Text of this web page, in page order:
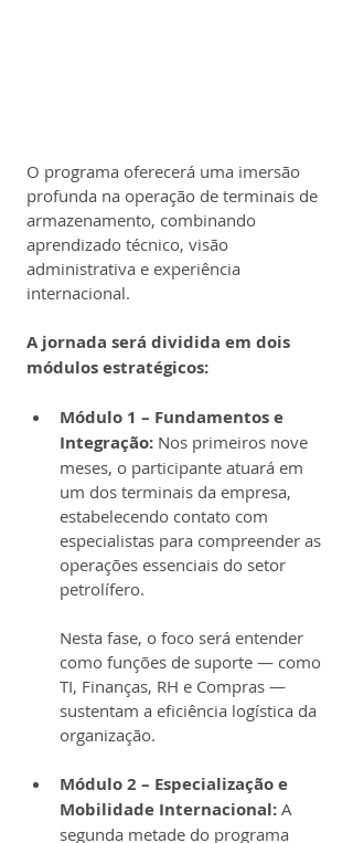
O programa oferecerá uma imersão
profunda na operação de terminais de
armazenamento, combinando
aprendizado técnico, visão
administrativa e experiência
internacional.
A jornada será dividida em dois
módulos estratégicos:
Módulo 1 – Fundamentos e
Integração: Nos primeiros nove
meses, o participante atuará em
um dos terminais da empresa,
estabelecendo contato com
especialistas para compreender as
operações essenciais do setor
petrolífero.
Nesta fase, o foco será entender
como funções de suporte — como
TI, Finanças, RH e Compras —
sustentam a eficiência logística da
organização.
Módulo 2 – Especialização e
Mobilidade Internacional: A
segunda metade do programa